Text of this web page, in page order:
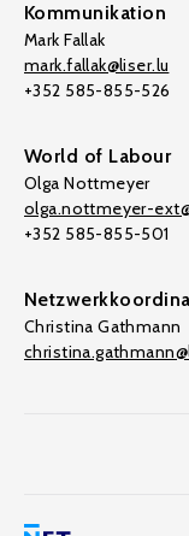
Kommunikation
Mark Fallak
mark.fallak@liser.lu
+352 585-855-526
World of Labour
Olga Nottmeyer
olga.nottmeyer-
+352 585-855-501
Christina Gathmann